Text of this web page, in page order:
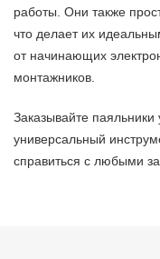
работы. Они также
что делает их
от начинающих
монтажников.
Заказывайте
универсальный
справиться с любыми